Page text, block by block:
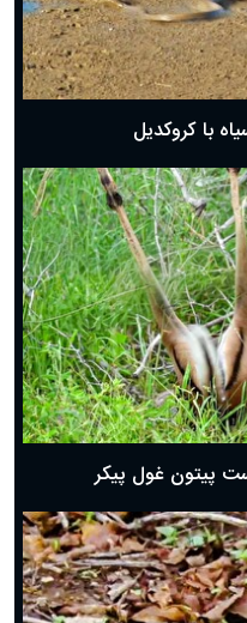
با کروکدیل
پیتون غول پیکر